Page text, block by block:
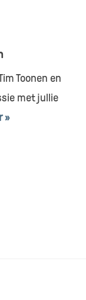
Toonen en
met jullie
»